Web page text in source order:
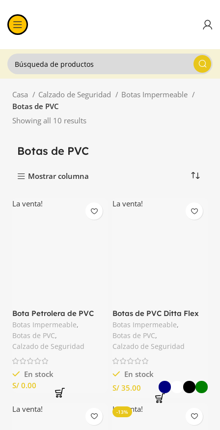
Casa Calzado de Seguridad
Botas Impermeable
Botas de PVC
Showing all 10 results
Botas de PVC
Mostrar columna
La venta!
Bota Petrolera de PVC
Punta de Acero Segusa
Botas Impermeable,
Botas de PVC,
Calzado de Seguridad
En stock
S/
La venta!
Botas de PVC Ditta Flex
Impermeable
Botas Impermeable,
Botas de PVC,
Calzado de Seguridad
En stock
S/
La venta! -13%
La venta!